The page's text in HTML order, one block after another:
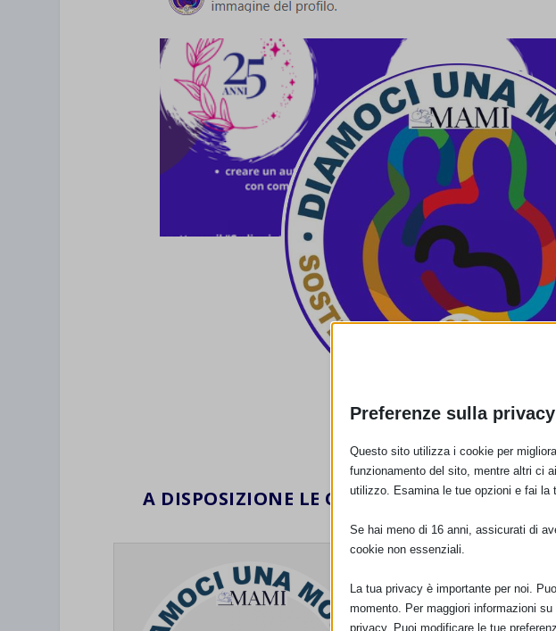
A DISPOSIZIONE LE CORNICI CON SFONDO
BIANCO. QUALE
…
.
Preferenze sulla privacy
Questo sito utilizza i cookie per
funzionamento del sito, mentre altri ci
utilizzo. Esamina le tue opzioni e fai la
Se hai meno di 16 anni, assicurati di
cookie non essenziali.
La tua privacy è importante per noi.
momento. Per maggiori informazioni
privacy. Puoi modificare le tue